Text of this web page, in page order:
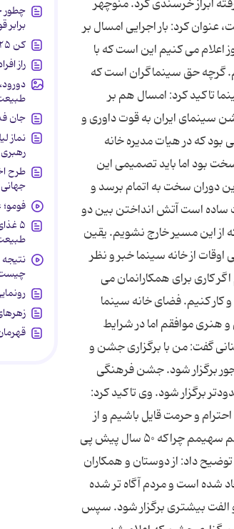
برابر
کن ۲۰۲۵؛ جشنواره‌ای علیه خانواده
راز
جان
نماز
رهبری
طرح
۵
نتیجه